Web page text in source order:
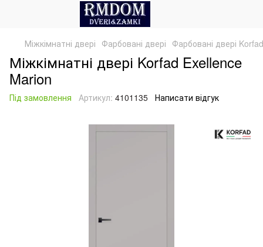
Міжкімнатні двері Фарбовані двері Фарбовані двері Korfad
Міжкімнатні двері Korfad Exellence
Marion
Під замовлення Артикул: 4101135 Написати відгук